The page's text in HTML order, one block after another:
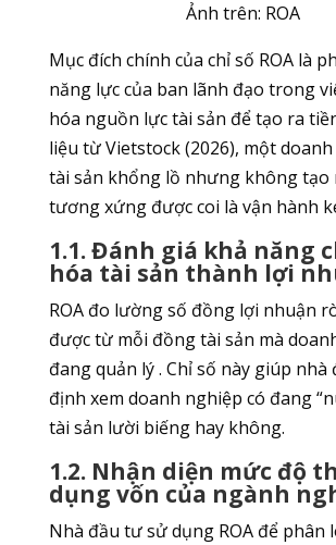
Ảnh trên: ROA
Mục đích chính của chỉ số ROA là
năng lực của ban lãnh đạo trong
hóa nguồn lực tài sản để tạo ra
liệu từ Vietstock (2026), một
tài sản khổng lồ nhưng không tạo
tương xứng được coi là vận hành
1.1. Đánh giá khả năng
hóa tài sản thành lợi
ROA đo lường số đồng lợi nhuận
được từ mỗi đồng tài sản mà
đang quản lý . Chỉ số này giúp nhà
định xem doanh nghiệp có đang
tài sản lười biếng hay không.
1.2. Nhận diện mức độ
dụng vốn của ngành
Nhà đầu tư sử dụng ROA để phân